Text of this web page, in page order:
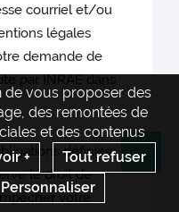
courriel et/ou
légales
demande de
par INRAE dans
définies
le droit de
votre
de vous proposer des
des remontées de
et des contenus
+
Tout refuser
Personnaliser